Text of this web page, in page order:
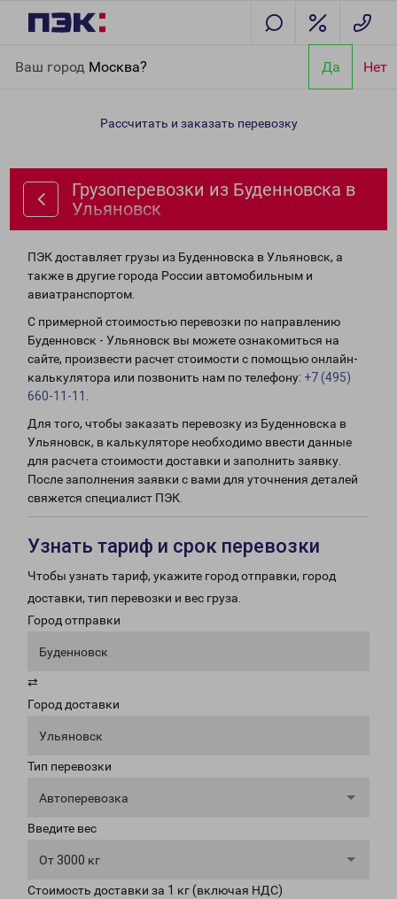
Ваш город Москва? Да Нет
Ульяновск
Рассчитать и заказать перевозку
Грузоперевозки из Буденновска в
Ульяновск
ПЭК доставляет грузы из Буденновска в Ульяновск, а
также в другие города России автомобильным и
авиатранспортом.
С примерной стоимостью перевозки по направлению
Буденновск - Ульяновск вы можете ознакомиться на
сайте, произвести расчет стоимости с помощью онлайн-
калькулятора или позвонить нам по телефону: +7 (495)
660-11-11
Для того, чтобы заказать перевозку из Буденновска в
Ульяновск, в калькуляторе необходимо ввести данные
для расчета стоимости доставки и заполнить заявку.
После заполнения заявки с вами для уточнения деталей
свяжется специалист ПЭК.
Узнать тариф и срок перевозки
Чтобы узнать тариф, укажите город отправки, город
доставки, тип перевозки и вес груза.
Город отправки
Буденновск
⇄
Город доставки
Ульяновск
Тип перевозки
Автоперевозка
Введите вес
От 3000 кг
Стоимость доставки за 1 кг (включая НДС)